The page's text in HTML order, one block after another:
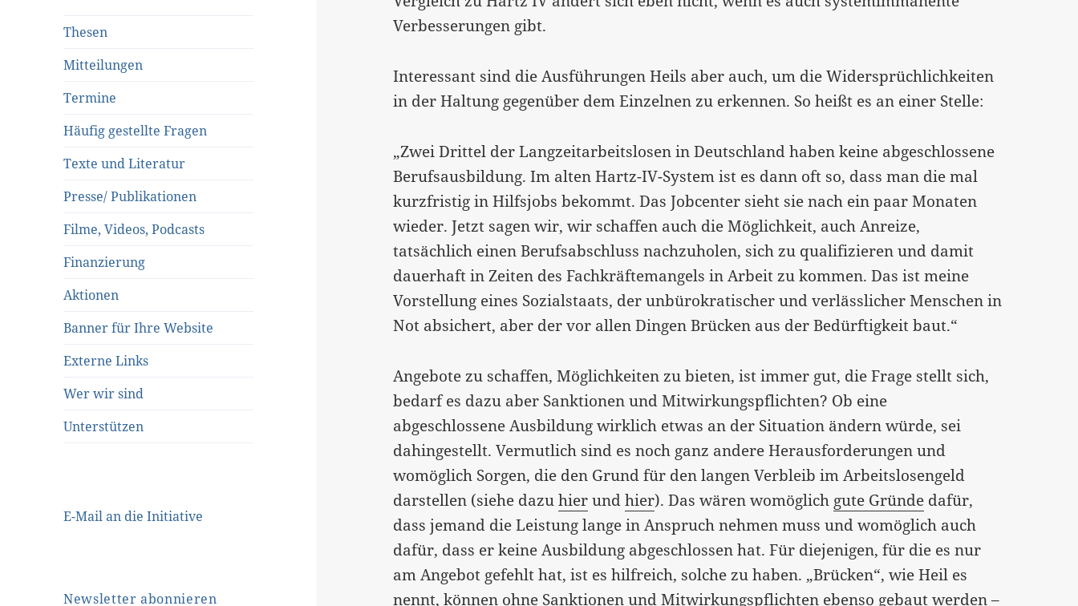
Thesen
Mitteilungen
Termine
Häufig gestellte Fragen
Texte und Literatur
Presse/ Publikationen
Filme, Videos, Podcasts
Finanzierung
Aktionen
Banner für Ihre Website
Externe Links
Wer wir sind
Unterstützen
E-Mail an die Initiative
Newsletter abonnieren
Verbesserungen gibt.
Interessant sind die Ausführungen Heils aber auch, um die Widersprüchlichkeiten
in der Haltung gegenüber dem Einzelnen zu erkennen. So heißt es an einer Stelle:
„Zwei Drittel der Langzeitarbeitslosen in Deutschland haben keine abgeschlossene
Berufsausbildung. Im alten Hartz-IV-System ist es dann oft so, dass man die mal
kurzfristig in Hilfsjobs bekommt. Das Jobcenter sieht sie nach ein paar Monaten
wieder. Jetzt sagen wir, wir schaffen auch die Möglichkeit, auch Anreize,
tatsächlich einen Berufsabschluss nachzuholen, sich zu qualifizieren und damit
dauerhaft in Zeiten des Fachkräftemangels in Arbeit zu kommen. Das ist meine
Vorstellung eines Sozialstaats, der unbürokratischer und verlässlicher Menschen in
Not absichert, aber der vor allen Dingen Brücken aus der Bedürftigkeit baut.“
Angebote zu schaffen, Möglichkeiten zu bieten, ist immer gut, die Frage stellt sich,
bedarf es dazu aber Sanktionen und Mitwirkungspflichten? Ob eine
abgeschlossene Ausbildung wirklich etwas an der Situation ändern würde, sei
dahingestellt. Vermutlich sind es noch ganz andere Herausforderungen und
womöglich Sorgen, die den Grund für den langen Verbleib im Arbeitslosengeld
darstellen (siehe dazuhierundhier). Das wären womöglich gute Gründe dafür,
dass jemand die Leistung lange in Anspruch nehmen muss und womöglich auch
dafür, dass er keine Ausbildung abgeschlossen hat. Für diejenigen, für die es nur
am Angebot gefehlt hat, ist es hilfreich, solche zu haben. „Brücken“, wie Heil es
nennt, können ohne Sanktionen und Mitwirkungspflichten ebenso gebaut werden –